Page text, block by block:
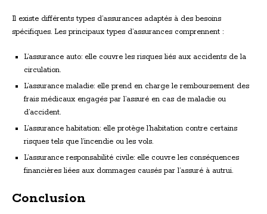
Il existe différents types d’assurances adaptés à des besoins
spécifiques. Les principaux types d’assurances comprennent :
L’assurance auto: elle couvre les risques liés aux accidents de la
circulation.
L’assurance maladie: elle prend en charge le remboursement des
frais médicaux engagés par l’assuré en cas de maladie ou
d’accident.
L’assurance habitation: elle protège l’habitation contre certains
risques tels que l’incendie ou les vols.
L’assurance responsabilité civile: elle couvre les conséquences
financières liées aux dommages causés par l’assuré à autrui.
Conclusion